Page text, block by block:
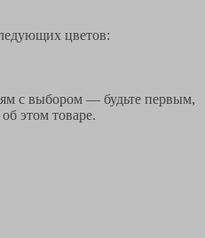
цветов:
с выбором — будьте первым,
этом товаре.